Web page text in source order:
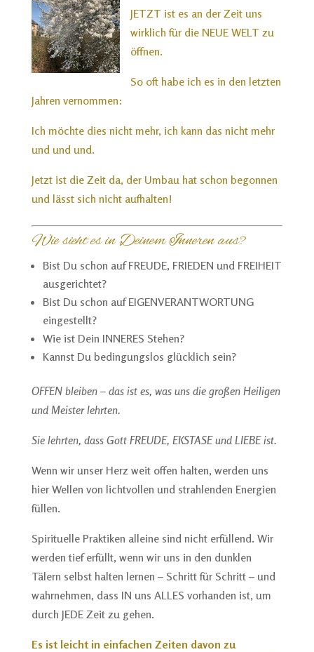
JETZT ist es an der Zeit uns
wirklich für die NEUE WELT zu
öffnen.
So oft habe ich es in den letzten
Jahren vernommen:
Ich möchte dies nicht mehr, ich kann das nicht mehr
und und und.
Jetzt ist die Zeit da, der Umbau hat schon begonnen
und lässt sich nicht aufhalten!
Wie sieht es in Deinem Inneren aus?
Bist Du schon auf FREUDE, FRIEDEN und FREIHEIT
ausgerichtet?
Bist Du schon auf EIGENVERANTWORTUNG
eingestellt?
Wie ist Dein INNERES Stehen?
Kannst Du bedingungslos glücklich sein?
OFFEN bleiben – das ist es, was uns die großen Heiligen
und Meister lehrten.
Sie lehrten, dass Gott FREUDE, EKSTASE und LIEBE ist.
Wenn wir unser Herz weit offen halten, werden uns
hier Wellen von lichtvollen und strahlenden Energien
füllen.
Spirituelle Praktiken alleine sind nicht erfüllend. Wir
werden tief erfüllt, wenn wir uns in den dunklen
Tälern selbst halten lernen – Schritt für Schritt – und
wahrnehmen, dass IN uns ALLES vorhanden ist, um
durch JEDE Zeit zu gehen.
Es ist leicht in einfachen Zeiten davon zu